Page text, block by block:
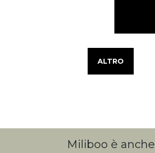
ALTRO
Miliboo è anche